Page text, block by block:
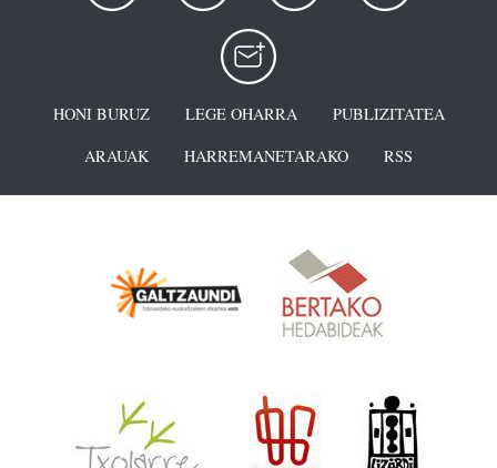
HONI BURUZ LEGE OHARRA
PUBLIZITATEA
ARAUAK
HARREMANETARAKO RSS